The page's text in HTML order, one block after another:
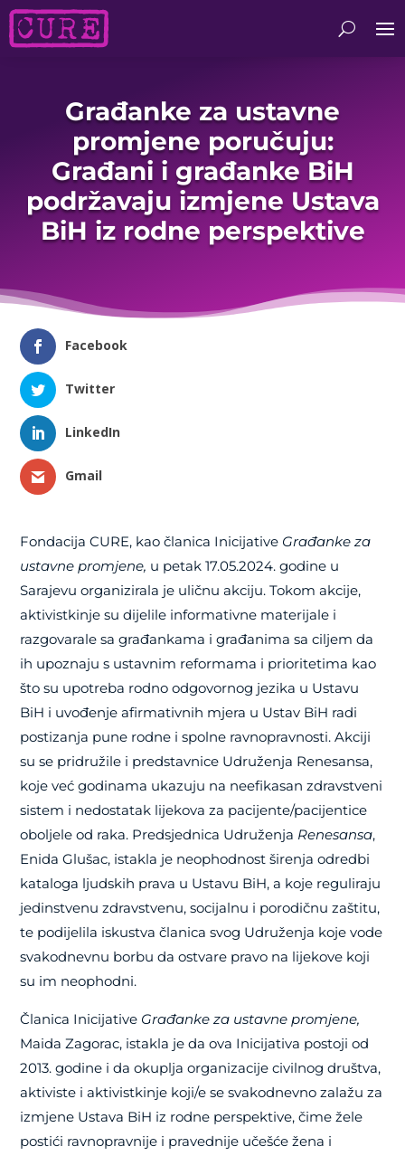
Građanke za ustavne
promjene poručuju:
Građani i građanke BiH
podržavaju izmjene Ustava
BiH iz rodne perspektive
Facebook
Twitter
LinkedIn
Gmail
Fondacija CURE, kao članica Inicijative Građanke za
ustavne promjene, u petak 17.05.2024. godine u
Sarajevu organizirala je uličnu akciju. Tokom akcije,
aktivistkinje su dijelile informativne materijale i
razgovarale sa građankama i građanima sa ciljem da
ih upoznaju s ustavnim reformama i prioritetima kao
što su upotreba rodno odgovornog jezika u Ustavu
BiH i uvođenje afirmativnih mjera u Ustav BiH radi
postizanja pune rodne i spolne ravnopravnosti. Akciji
su se pridružile i predstavnice Udruženja Renesansa,
koje već godinama ukazuju na neefikasan zdravstveni
sistem i nedostatak lijekova za pacijente/pacijentice
oboljele od raka. Predsjednica Udruženja Renesansa,
Enida Glušac, istakla je neophodnost širenja odredbi
kataloga ljudskih prava u Ustavu BiH, a koje reguliraju
jedinstvenu zdravstvenu, socijalnu i porodičnu zaštitu,
te podijelila iskustva članica svog Udruženja koje vode
svakodnevnu borbu da ostvare pravo na lijekove koji
su im neophodni.
Članica Inicijative Građanke za ustavne promjene,
Maida Zagorac, istakla je da ova Inicijativa postoji od
2013. godine i da okuplja organizacije civilnog društva,
aktiviste i aktivistkinje koji/e se svakodnevno zalažu za
izmjene Ustava BiH iz rodne perspektive, čime žele
postići ravnopravnije i pravednije učešće žena i